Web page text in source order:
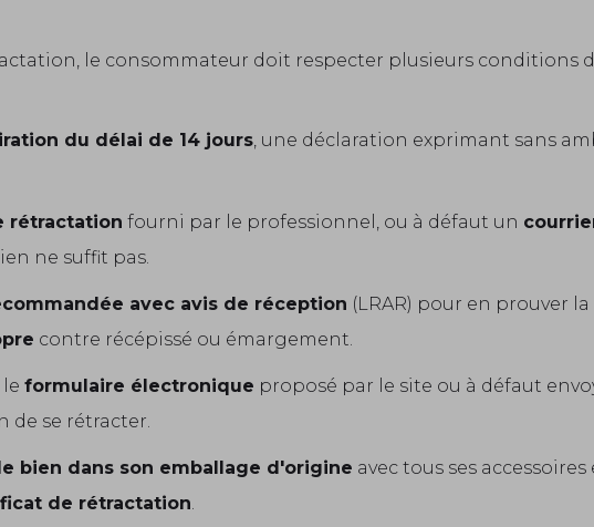
le consommateur doit respecter plusieurs conditions
du délai de 14 jours , une déclaration exprimant sans
rétractation fourni par le professionnel, ou à défaut un
ne suffit pas.
avec avis de réception (LRAR) pour en prouver
contre récépissé ou émargement.
formulaire électronique proposé par le site ou à défaut
se rétracter.
bien dans son emballage d'origine avec tous ses accessoires
de rétractation